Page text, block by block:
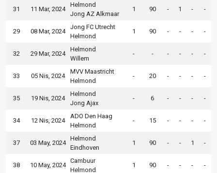
31 11 Mar, 2024
Helmond
Jong AZ Alkmaar
1 90 - 1 - -
29 08 Mar, 2024
Jong FC Utrecht
Helmond
1 90 - - - -
32 29 Mar, 2024
Helmond
Willem
- - - - - -
33 05 Nis, 2024
MVV Maastricht
Helmond
- 20 - - - -
35 19 Nis, 2024
Helmond
Jong Ajax
- 6 - - - -
34 12 Nis, 2024
ADO Den Haag
Helmond
- 15 - - - -
37 03 May, 2024
Helmond
Eindhoven
1 90 - - 1 -
38 10 May, 2024
Cambuur
Helmond
1 90 - - - -